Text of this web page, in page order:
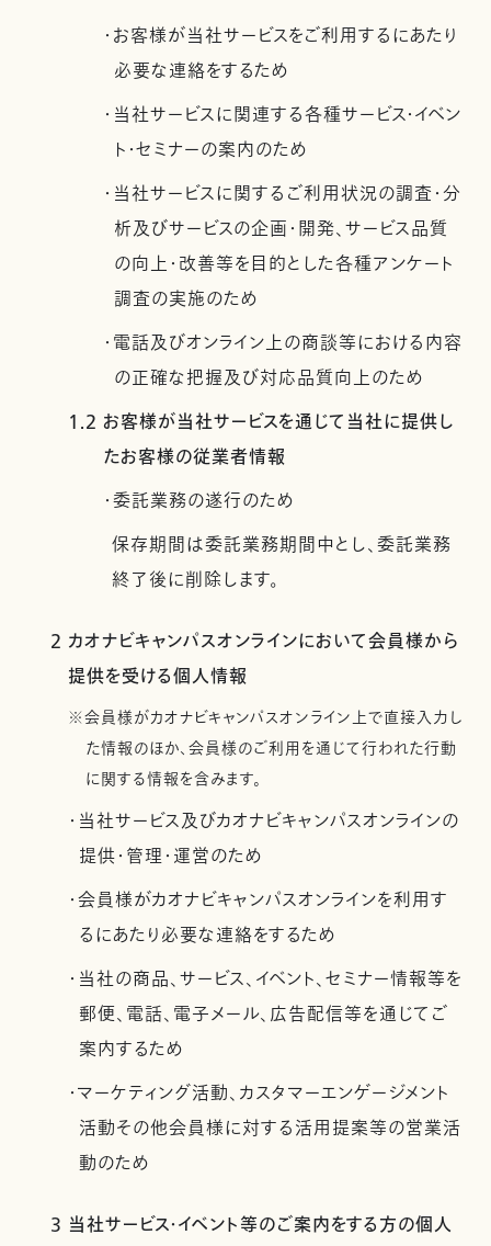
・お客様が当社サービスをご利用するにあたり
必要な連絡をするため
・当社サービスに関連する各種サービス・イベン
ト・セミナーの案内のため
・当社サービスに関するご利用状況の調査・分
析及びサービスの企画・開発、サービス品質
の向上・改善等を目的とした各種アンケート
調査の実施のため
・電話及びオンライン上の商談等における内容
の正確な把握及び対応品質向上のため
1.2 お客様が当社サービスを通じて当社に提供し
たお客様の従業者情報
・委託業務の遂行のため
保存期間は委託業務期間中とし、委託業務
終了後に削除します。
2 カオナビキャンパスオンラインにおいて会員様から
提供を受ける個人情報
※会員様がカオナビキャンパスオンライン上で直接入力し
た情報のほか、会員様のご利用を通じて行われた行動
に関する情報を含みます。
・当社サービス及びカオナビキャンパスオンラインの
提供・管理・運営のため
・会員様がカオナビキャンパスオンラインを利用す
るにあたり必要な連絡をするため
・当社の商品、サービス、イベント、セミナー情報等を
郵便、電話、電子メール、広告配信等を通じてご
案内するため
・マーケティング活動、カスタマーエンゲージメント
活動その他会員様に対する活用提案等の営業活
動のため
3 当社サービス・イベント等のご案内をする方の個人